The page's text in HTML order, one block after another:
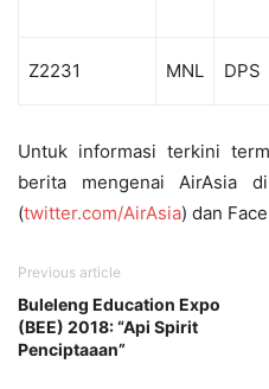
Z2231 MNL DPS
Untuk informasi terkini
berita mengenai AirAsia
(twitter.com/AirAsia) dan
Previous article
Buleleng Education Expo
(BEE) 2018: “Api Spirit
Penciptaaan”